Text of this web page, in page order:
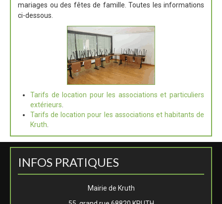
mariages ou des fêtes de famille. Toutes les informations
ci-dessous.
Tarifs de location pour les associations et particuliers
extérieurs
Tarifs de location pour les associations et habitants de
Kruth
INFOS PRATIQUES
Mairie de Kruth